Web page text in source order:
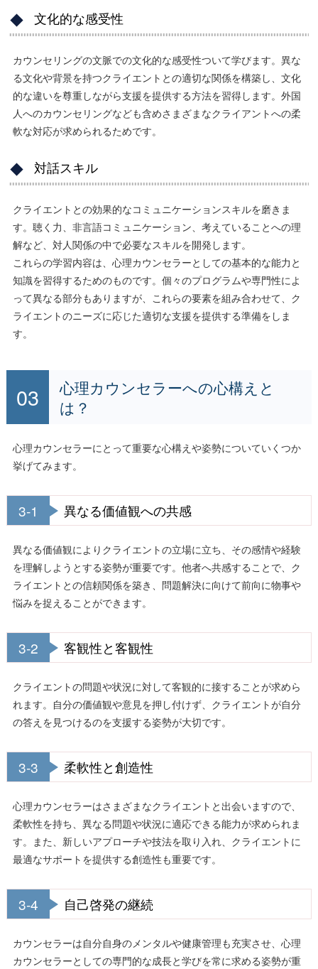
文化的な感受性
カウンセリングの文脈での文化的な感受性ついて学びます。異な
る文化や背景を持つクライエントとの適切な関係を構築し、文化
的な違いを尊重しながら支援を提供する方法を習得します。外国
人へのカウンセリングなども含めさまざまなクライアントへの柔
軟な対応が求められるためです。
対話スキル
クライエントとの効果的なコミュニケーションスキルを磨きま
す。聴く力、非言語コミュニケーション、考えていることへの理
解など、対人関係の中で必要なスキルを開発します。
これらの学習内容は、心理カウンセラーとしての基本的な能力と
知識を習得するためのものです。個々のプログラムや専門性によ
って異なる部分もありますが、これらの要素を組み合わせて、ク
ライエントのニーズに応じた適切な支援を提供する準備をしま
す。
心理カウンセラーへの心構えと
は？
心理カウンセラーにとって重要な心構えや姿勢についていくつか
挙げてみます。
3-1 異なる価値観への共感
異なる価値観によりクライエントの立場に立ち、その感情や経験
を理解しようとする姿勢が重要です。他者へ共感することで、ク
ライエントとの信頼関係を築き、問題解決に向けて前向に物事や
悩みを捉えることができます。
3-2 客観性と客観性
クライエントの問題や状況に対して客観的に接することが求めら
れます。自分の価値観や意見を押し付けず、クライエントが自分
の答えを見つけるのを支援する姿勢が大切です。
3-3 柔軟性と創造性
心理カウンセラーはさまざまなクライエントと出会いますので、
柔軟性を持ち、異なる問題や状況に適応できる能力が求められま
す。また、新しいアプローチや技法を取り入れ、クライエントに
最適なサポートを提供する創造性も重要です。
3-4 自己啓発の継続
カウンセラーは自分自身のメンタルや健康管理も充実させ、心理
カウンセラーとしての専門的な成長と学びを常に求める姿勢が重